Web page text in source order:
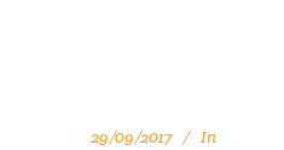
29/09/2017 In